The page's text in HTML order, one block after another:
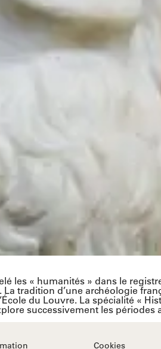
les « humanités » dans le
tradition d’une archéologie
du Louvre. La spécialité «
successivement les
Cookies